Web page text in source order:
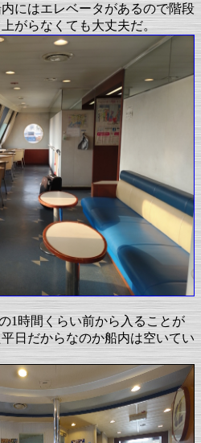
にはエレベータがあるので階段
がらなくても大丈夫だ。
1時間くらい前から入ることが
日だからなのか船内は空いてい